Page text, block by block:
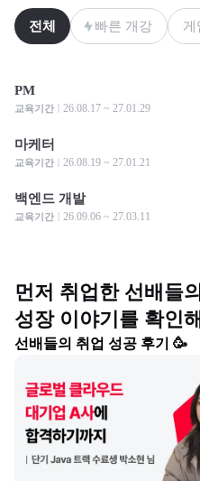
전체 빠른 개강 게
모집 중
모집 중
PM
교육기간 26.08.17 ~ 27.01.29
모집 중
모집 중
마케터
교육기간 26.08.19 ~ 27.01.21
모집 중
모집 중
백엔드 개발
교육기간 26.09.06 ~ 27.03.11
먼저 취업한 선배들의
성장 이야기를 확인
선배들의 취업 성공 후기 🥳